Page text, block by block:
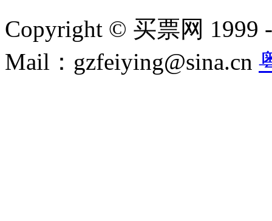
Copyright © 买票网 1999
Mail：gzfeiying@sina.cn